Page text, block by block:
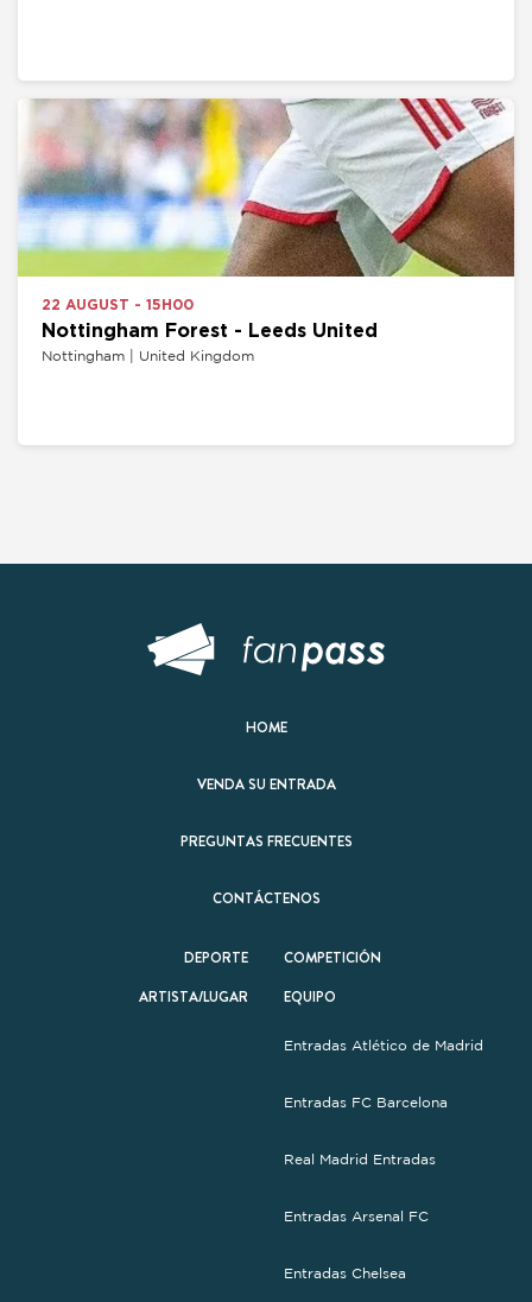
22 AUGUST - 15H00
Nottingham Forest - Leeds United
Nottingham | United Kingdom
HOME
VENDA SU ENTRADA
PREGUNTAS FRECUENTES
CONTÁCTENOS
DEPORTE
COMPETICIÓN
ARTISTA/LUGAR
EQUIPO
Entradas Atlético de Madrid
Entradas FC Barcelona
Real Madrid Entradas
Entradas Arsenal FC
Entradas Chelsea